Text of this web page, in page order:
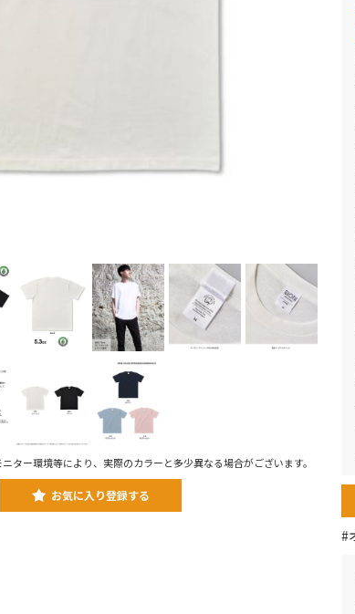
ター環境等により、実際のカラーと多少異なる場合がございます。
お気に入り登録する
#